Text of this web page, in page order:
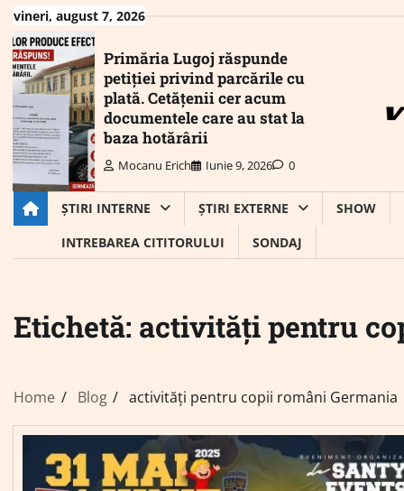
Skip
content
vineri, august 7, 2026
Primăria Lugoj răspunde
petiției privind parcările cu
plată. Cetățenii cer acum
documentele care au stat la
baza hotărârii
Mocanu Erich Iunie 9, 2026 0
ȘTIRI INTERNE ȘTIRI EXTERNE
SHOW
INTREBAREA CITITORULUI
SONDAJ
Etichetă: activități pentru
Home Blog activități pentru copii români Germania